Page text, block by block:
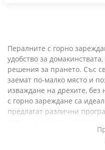
Пералните с горно
удобство за
решения за прането. Със
заемат по-малко място и
изваждане на дрехите,
с горно зареждане са
предлагат различни
разполагат с иновативни
интелигентно използване